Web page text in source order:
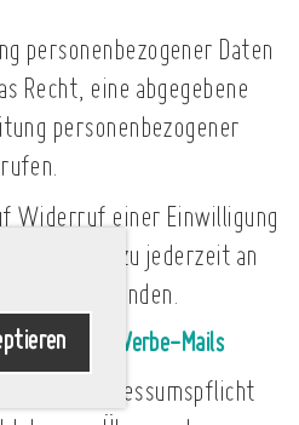
personenbezogener Daten
Recht, eine abgegebene
personenbezogener
Widerruf einer Einwilligung
Sie sich hierzu jederzeit an
wenden.
Werbe-Mails
der Impressumspflicht